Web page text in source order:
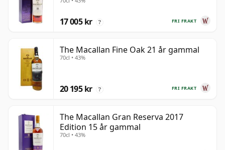
FRI FRAKT
17 005 kr ?
The Macallan Fine Oak 21 år gammal
70cl • 43%
FRI FRAKT
20 195 kr ?
The Macallan Gran Reserva 2017
Edition 15 år gammal
70cl • 43%